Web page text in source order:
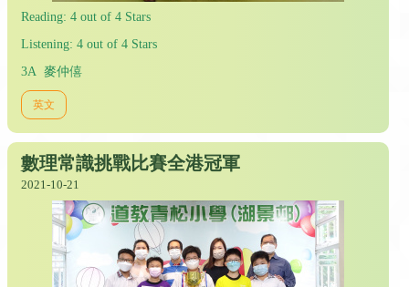
Reading: 4 out of 4 Stars
Listening: 4 out of 4 Stars
3A 麥仲僖
英文
數理常識挑戰比賽全港冠軍
2021-10-21